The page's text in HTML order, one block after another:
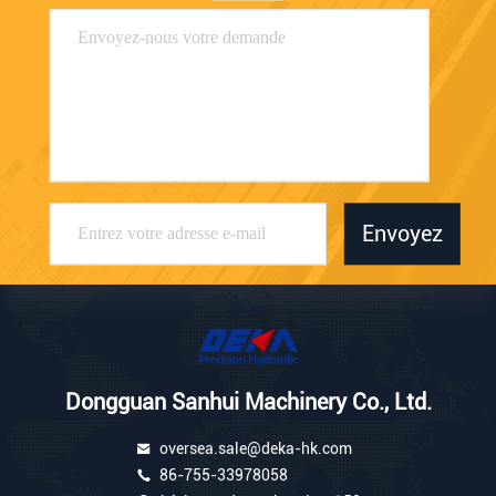
Envoyez
Dongguan Sanhui Machinery Co., Ltd.
oversea.sale@deka-hk.com
86-755-33978058